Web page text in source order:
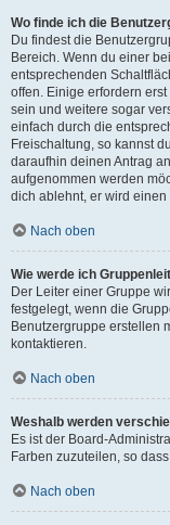
Wo finde ich die
Du findest die
Bereich. Wenn du einer
entsprechenden
offen. Einige erfordern
sein und weitere sogar
einfach durch die
Freischaltung, so kannst
daraufhin deinen Antrag
aufgenommen werden
dich ablehnt, er wird
Nach oben
Wie werde ich
Der Leiter einer Gruppe
festgelegt, wenn die
Benutzergruppe erstellen
kontaktieren.
Nach oben
Weshalb werden
Es ist der Board-
Farben zuzuteilen, so
Nach oben